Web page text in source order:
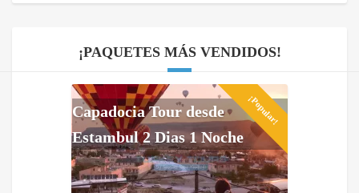
¡PAQUETES MÁS VENDIDOS!
¡Popular!
Capadocia Tour desde
Estambul 2 Dias 1 Noche